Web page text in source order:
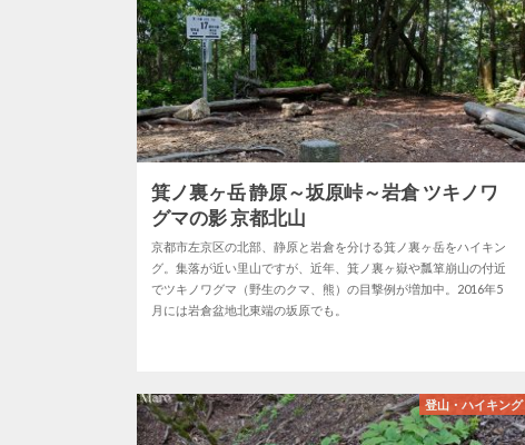
箕ノ裏ヶ岳 静原～坂原峠～岩倉 ツキノワ
グマの影 京都北山
京都市左京区の北部、静原と岩倉を分ける箕ノ裏ヶ岳をハイキン
グ。集落が近い里山ですが、近年、箕ノ裏ヶ嶽や瓢箪崩山の付近
でツキノワグマ（野生のクマ、熊）の目撃例が増加中。2016年5
月には岩倉盆地北東端の坂原でも。
登山・ハイキング